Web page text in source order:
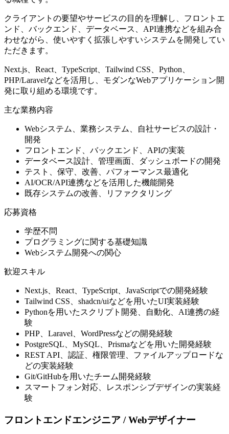
クライアントの要望やサービスの目的を理解し、フロントエ
ンド、バックエンド、データベース、API連携などを組み合
わせながら、使いやすく拡張しやすいシステムを開発してい
ただきます。
Next.js、React、TypeScript、Tailwind CSS、Python、
PHP/Laravelなどを活用し、モダンなWebアプリケーション開
発に取り組める環境です。
主な業務内容
Webシステム、業務システム、自社サービスの設計・
開発
フロントエンド、バックエンド、APIの実装
データベース設計、管理画面、ダッシュボードの開発
テスト、保守、改善、パフォーマンス最適化
AI/OCR/API連携などを活用した機能開発
既存システムの改善、リファクタリング
応募資格
学歴不問
プログラミングに関する基礎知識
Webシステム開発への関心
歓迎スキル
Next.js、React、TypeScript、JavaScriptでの開発経験
Tailwind CSS、shadcn/uiなどを用いたUI実装経験
Pythonを用いたスクリプト開発、自動化、AI連携の経
験
PHP、Laravel、WordPressなどの開発経験
PostgreSQL、MySQL、Prismaなどを用いた開発経験
REST API、認証、権限管理、ファイルアップロードな
どの実装経験
Git/GitHubを用いたチーム開発経験
スマートフォン対応、レスポンシブデザインの実装経
験
フロントエンドエンジニア / Webデザイナー